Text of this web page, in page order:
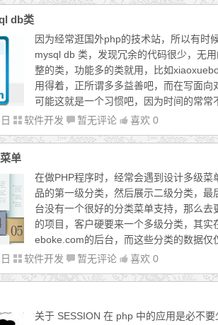
db类
因为经常逛国外php的技术站，所以有时
mysql db 类，发现冗余的代码很少，无
整的类，功能多的类就用，比如
用得着，正所谓多多益善吧，而在写面向
可能这就是一个习惯吧，因为时间的常常
软件开发 暂无评论 喜欢 0
单
在做PHP程序时，经常会遇到设计多级
品的第一级分类，然后展示二级分类，
台没有一个很好的分类菜单支持，那么
的项目，客户硬要来一个多级分类，其
eboke.com的后台，而这些分类的数据仅
软件开发 暂无评论 喜欢 0
关于 SESSION 在 php 中的应用是必不